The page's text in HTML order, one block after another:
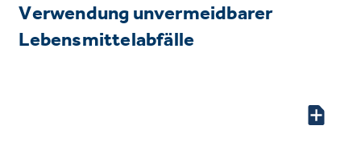
Verwendung unvermeidbarer
Lebensmittelabfälle